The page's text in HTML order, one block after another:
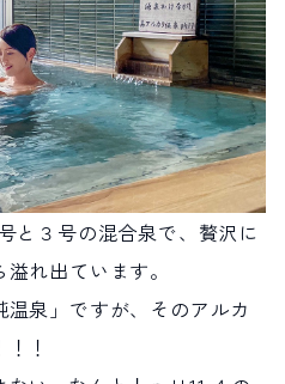
と３号の混合泉で、贅沢に
れ出ています。
泉」ですが、そのアルカ
！